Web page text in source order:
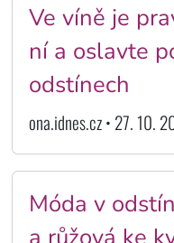
Ve víně je
ní a oslavte
odstínech
ona.idnes.cz • 27. 10.
Móda v